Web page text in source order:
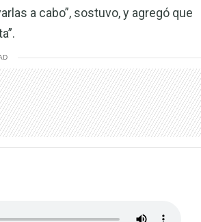
a cabo”, sostuvo, y agregó que